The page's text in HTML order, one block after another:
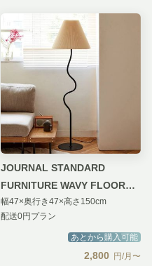
JOURNAL STANDARD
FURNITURE WAVY FLOOR
LAMP
幅47×奥行き47×高さ150cm
配送0円プラン
あとから購入可能
2,800 円/月〜